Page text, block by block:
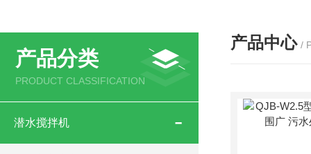
产品分类
PRODUCT CLASSIFICATION
潜水搅拌机
产品中心 /